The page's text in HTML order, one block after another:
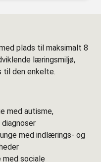
plads til maksimalt 8
læringsmiljø,
til den enkelte.
med autisme,
unge med indlærings- og
med sociale